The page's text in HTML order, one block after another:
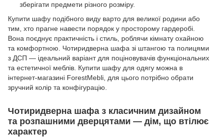
зберігати предмети різного розміру.
Купити шафу подібного виду варто для великої родини або
тим, хто прагне навести порядок у просторому гардеробі.
Вона поєднує практичність і стиль, роблячи кімнату охайною
та комфортною. Чотиридверна шафа зі штангою та полицями
з ДСП — ідеальний варіант для поціновувачів функціональних
та естетичної меблів. Купити шафу для одягу можна в
інтернет-магазині ForestMebli, для цього потрібно обрати
зручний колір та конфігурацію.
Чотиридверна шафа з класичним дизайном
та розпашними дверцятами — дім, що втілює
характер